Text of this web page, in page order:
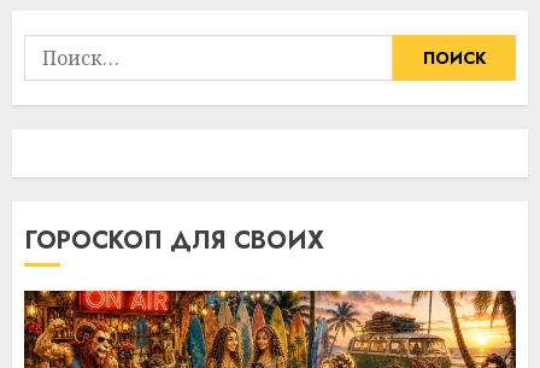
Найти:
ГОРОСКОП ДЛЯ СВОИХ